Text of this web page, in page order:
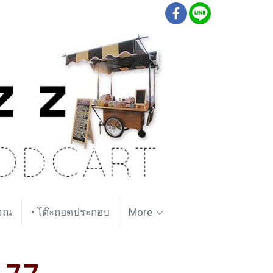
ณ • โต๊ะถอดประกอบ More